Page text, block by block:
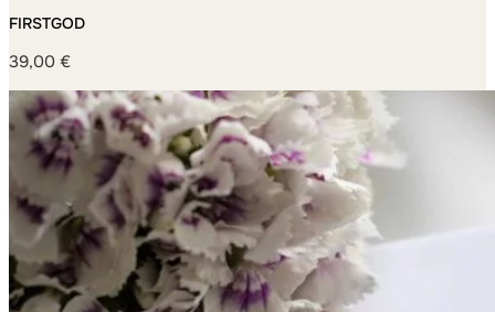
FIRSTGOD
39,00 €